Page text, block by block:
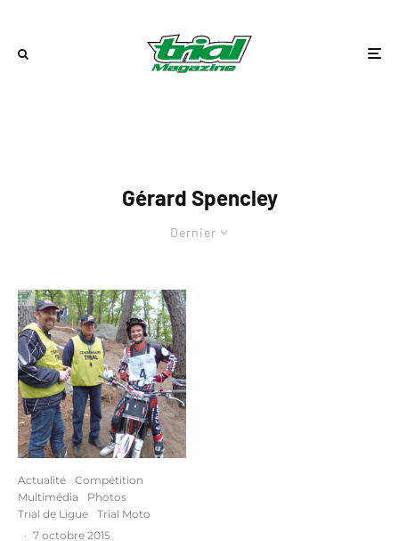
Gérard Spencley
Dernier
Actualité
Compétition
Multimédia
Photos
Trial de Ligue
Trial Moto
· 7 octobre 2015